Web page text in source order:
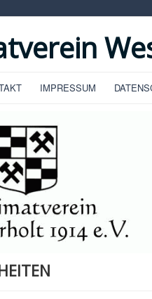
IMPRESSUM